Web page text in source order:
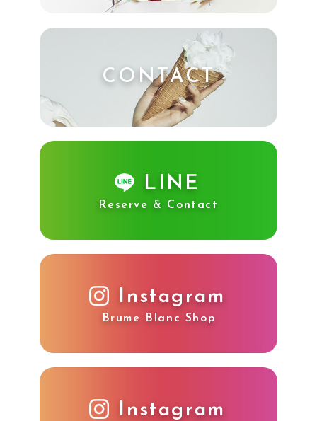
CONTACT
LINE
Reserve & Contact
Instagram
Brume Blanc Shop
Instagram